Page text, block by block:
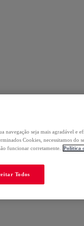
navegação seja mais agradável e
Cookies, necessitamos do
funcionar corretamente.
Política
Todos